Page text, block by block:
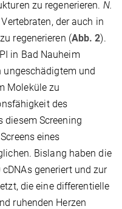
zu regenerieren. N.
der auch in
regenerieren (Abb. 2).
in Bad Nauheim
ungeschädigtem und
Moleküle zu
des
diesem Screening
eines
Bislang haben die
generiert und zur
die eine differentielle
ruhenden Herzen